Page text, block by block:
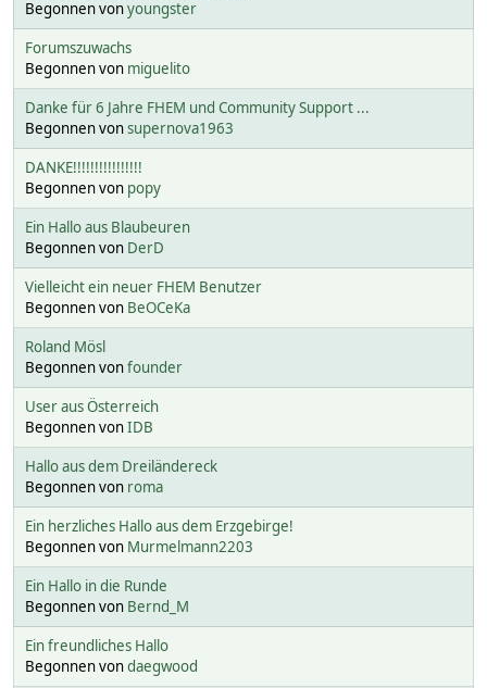
Begonnen vonyoungster
Forumszuwachs
Begonnen von miguelito
Danke für 6 Jahre FHEM und Community Support ...
Begonnen vonsupernova1963
DANKE!!!!!!!!!!!!!!!!
Begonnen von popy
Ein Hallo aus Blaubeuren
Begonnen von DerD
Vielleicht ein neuer FHEM Benutzer
Begonnen von BeOCeKa
Roland Mösl
Begonnen vonfounder
User aus Österreich
Begonnen vonIDB
Hallo aus dem Dreiländereck
Begonnen von roma
Ein herzliches Hallo aus dem Erzgebirge!
Begonnen von Murmelmann2203
Ein Hallo in die Runde
Begonnen von Bernd_M
Ein freundliches Hallo
Begonnen vondaegwood